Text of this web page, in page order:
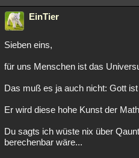
EinTier
Sieben eins,
für uns Menschen ist das
Das muß es ja auch nicht: Gott
Er wird diese hohe Kunst der
Du sagts ich wüste nix über
berechenbar wäre...